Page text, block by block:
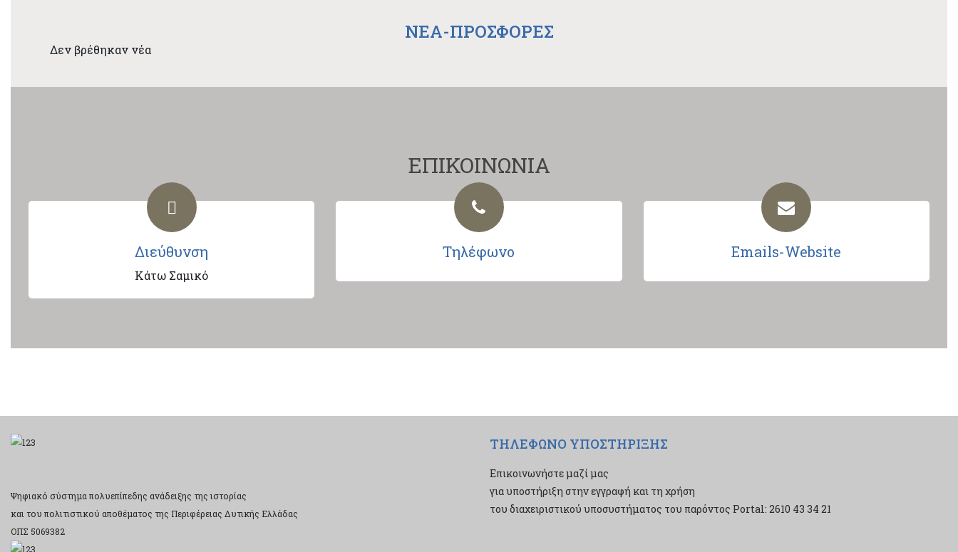
NEA-ΠΡΟΣΦΟΡΕΣ
Δεν βρέθηκαν νέα
ΕΠΙΚΟΙΝΩΝΙΑ
Διεύθυνση
Κάτω Σαμικό
Τηλέφωνο Emails-Website
Ψηφιακό σύστημα πολυεπίπεδης ανάδειξης της ιστορίας
και του πολιτιστικού αποθέματος της Περιφέρειας Δυτικής Ελλάδας
ΟΠΣ 5069382
ΤΗΛΕΦΩΝΟ ΥΠΟΣΤΗΡΙΞΗΣ
Επικοινωνήστε μαζί μας
για υποστήριξη στην εγγραφή και τη χρήση
του διαχειριστικού υποσυστήματος του παρόντος Portal: 2610 43 34 21